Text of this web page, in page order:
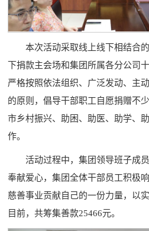
本次活动采取线上线下相结合
下捐款主会场和集团所属各分公司
严格按照依法组织、广泛发动、主
的原则，倡导干部职工自愿捐赠不
市乡村振兴、助困、助医、助学、
作。
活动过程中，集团领导班子成
奉献爱心，集团全体干部员工积极
慈善事业贡献自己的一份力量，以
目前，共筹集善款25466元。